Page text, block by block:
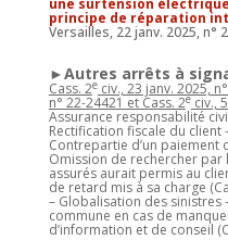
une surtension
principe de réparation
Versailles, 22 janv. 2025, n°
►Autres arrêts à
Cass. 2eciv., 23 janv. 2025,
n° 22-24421 et Cass. 2eciv.,
Assurance responsabilité
Rectification fiscale du client
Contrepartie d’un paiement
Omission de rechercher par
assurés aurait permis au
de retard mis à sa charge
– Globalisation des sinistres
commune en cas de
d’information et de conseil